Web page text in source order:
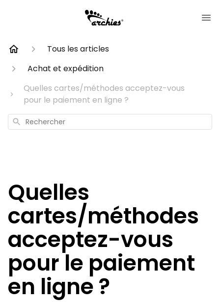
Tous les articles
Achat et expédition
Quelles cartes/méthodes acceptez-vous
pour le paiement en ligne ?
Rechercher
Quelles
cartes/méthodes
acceptez-vous
pour le paiement
en ligne ?